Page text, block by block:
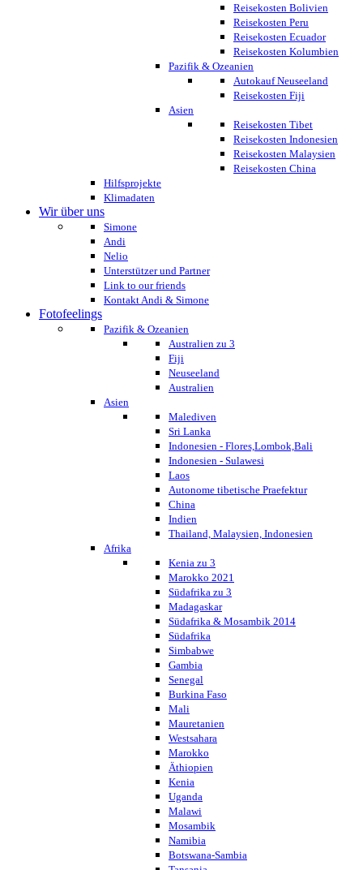
Reisekosten Bolivien
Reisekosten Peru
Reisekosten Ecuador
Reisekosten Kolumbien
Pazifik & Ozeanien
Autokauf Neuseeland
Reisekosten Fiji
Asien
Reisekosten Tibet
Reisekosten Indonesien
Reisekosten Malaysien
Reisekosten China
Hilfsprojekte
Klimadaten
Wir über uns
Simone
Andi
Nelio
Unterstützer und Partner
Link to our friends
Kontakt Andi & Simone
Fotofeelings
Pazifik & Ozeanien
Australien zu 3
Fiji
Neuseeland
Australien
Asien
Malediven
Sri Lanka
Indonesien - Flores,Lombok,Bali
Indonesien - Sulawesi
Laos
Autonome tibetische Praefektur
China
Indien
Thailand, Malaysien, Indonesien
Afrika
Kenia zu 3
Marokko 2021
Südafrika zu 3
Madagaskar
Südafrika & Mosambik 2014
Südafrika
Simbabwe
Gambia
Senegal
Burkina Faso
Mali
Mauretanien
Westsahara
Marokko
Äthiopien
Kenia
Uganda
Malawi
Mosambik
Namibia
Botswana-Sambia